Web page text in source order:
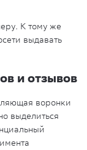
К тому же
выдавать
и отзывов
воронки
выделиться